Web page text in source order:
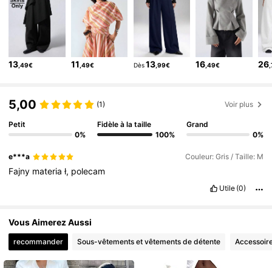
797K Suiveurs
797K Suiveurs
797K Suiveurs
13,49€ 11,49€ Dès13,99€ 16,49€ 26
5,00 (1) Voir plus
Petit
0%
Fidèle à la taille
100%
Grand
0%
e***a Couleur: Gris / Taille: M
Fajny materiał, polecam
Utile (0)
Vous Aimerez Aussi
recommander Sous-vêtements et vêtements de détente